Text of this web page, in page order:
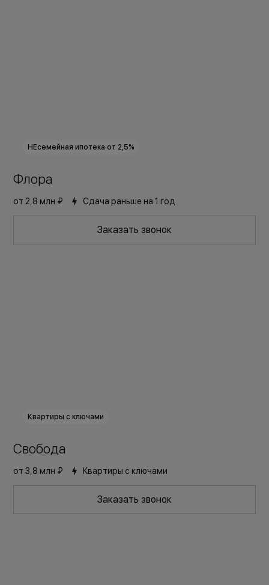
НЕсемейная ипотека от 2,5%
Флора
от 2,8 млн ₽ Сдача раньше на 1 год
Заказать звонок
Квартиры с ключами
Свобода
от3,8 млн ₽ Квартиры с ключами
Заказать звонок